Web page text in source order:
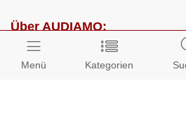
Menü Kategorien
Über AUDIAMO:
Impressum